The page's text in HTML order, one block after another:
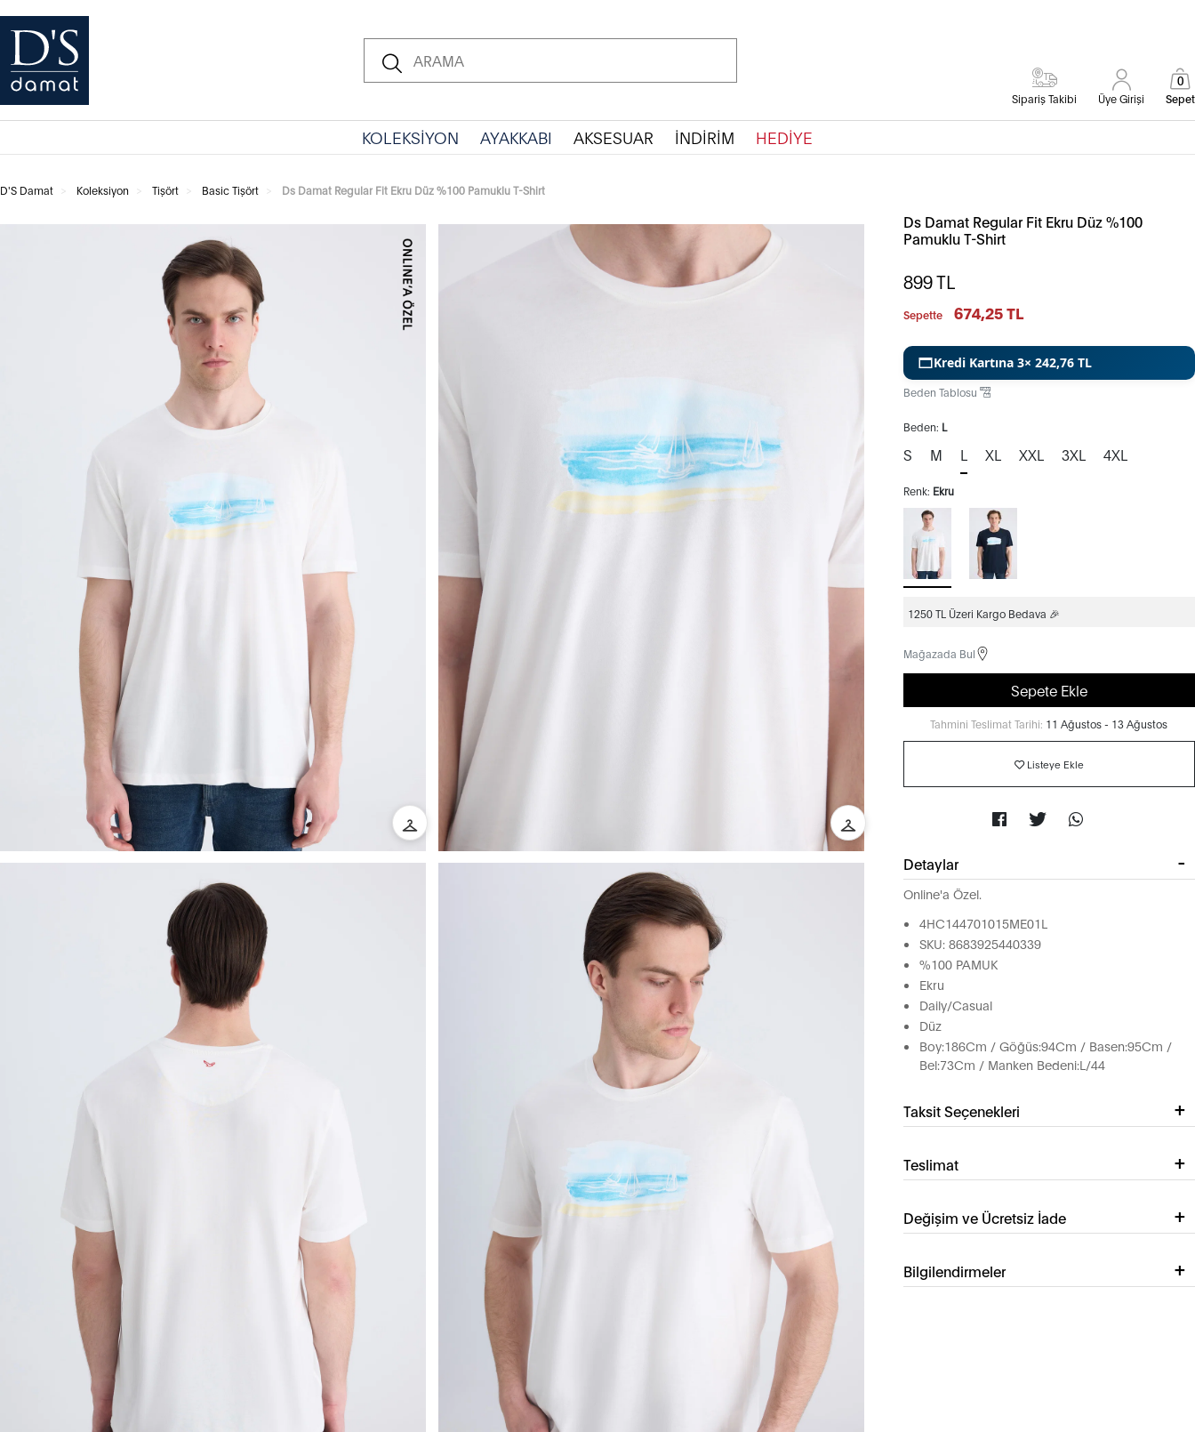
Sipariş Takibi Üye Girişi Sepet
0
KOLEKSİYON AYAKKABI AKSESUAR İNDİRİM HEDİYE
D'S Damat Koleksiyon Tişört Basic Tişört Ds Damat Regular Fit Ekru Düz %100 Pamuklu T-Shirt
Ds Damat Regular Fit Ekru Düz %100
Pamuklu T-Shirt
899TL
Sepette 674,25 TL
Kredi Kartına 3× 242,76 TL
Beden: L
Beden Tablosu
S M L XL XXL 3XL 4XL
Renk: Ekru
1250 TL Üzeri Kargo Bedava 🎉
Mağazada Bul
Sepete Ekle
Tahmini Teslimat Tarihi: 11 Ağustos - 13 Ağustos
Listeye Ekle
Detaylar
Online'a Özel.
4HC144701015ME01L
SKU: 8683925440339
%100 PAMUK
Ekru
Daily/Casual
Düz
Boy:186Cm / Göğüs:94Cm / Basen:95Cm /
Bel:73Cm / Manken Bedeni:L/44
Taksit Seçenekleri
Teslimat
Değişim ve Ücretsiz İade
Bilgilendirmeler